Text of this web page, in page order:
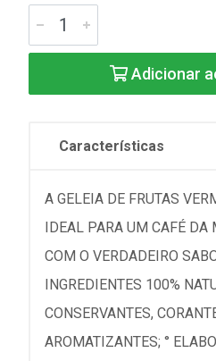
Adicionar
Características
A GELEIA DE FRUTAS
IDEAL PARA UM CAFÉ DA
COM O VERDADEIRO
INGREDIENTES 100%
CONSERVANTES,
AROMATIZANTES; °